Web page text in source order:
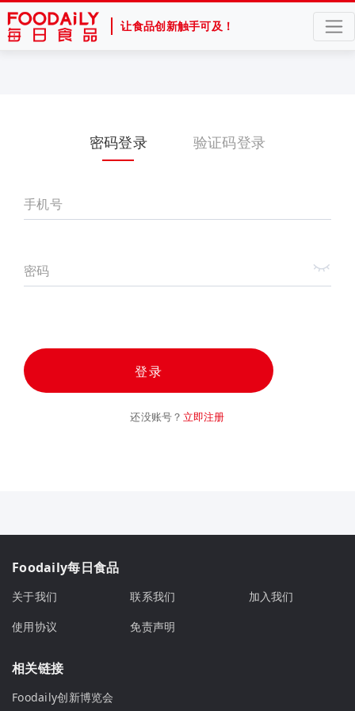
让食品创新触手可及！
密码登录 验证码登录
手机号
密码
登录
还没账号？ 立即注册
Foodaily每日食品
关于我们 联系我们
加入我们
使用协议
免责声明
相关链接
Foodaily创新博览会